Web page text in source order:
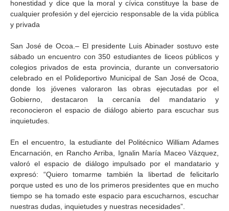
honestidad y dice que la moral y cívica constituye la base de
cualquier profesión y del ejercicio responsable de la vida pública
y privada
San José de Ocoa.– El presidente Luis Abinader sostuvo este
sábado un encuentro con 350 estudiantes de liceos públicos y
colegios privados de esta provincia, durante un conversatorio
celebrado en el Polideportivo Municipal de San José de Ocoa,
donde los jóvenes valoraron las obras ejecutadas por el
Gobierno, destacaron la cercanía del mandatario y
reconocieron el espacio de diálogo abierto para escuchar sus
inquietudes.
En el encuentro, la estudiante del Politécnico William Adames
Encarnación, en Rancho Arriba, Ignalin María Maceo Vázquez,
valoró el espacio de diálogo impulsado por el mandatario y
expresó: “Quiero tomarme también la libertad de felicitarlo
porque usted es uno de los primeros presidentes que en mucho
tiempo se ha tomado este espacio para escucharnos, escuchar
nuestras dudas, inquietudes y nuestras necesidades”.